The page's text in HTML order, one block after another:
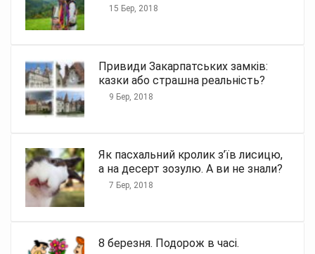
15 Бер, 2018
Привиди Закарпатських замків:
казки або страшна реальність?
9 Бер, 2018
Як пасхальний кролик з’їв лисицю,
а на десерт зозулю. А ви не знали?
7 Бер, 2018
8 березня. Подорож в часі.